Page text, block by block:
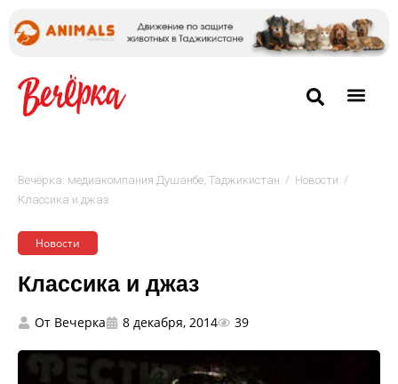
Вечёрка: медиакомпания Душанбе, Таджикистан / Новости /
Классика и джаз
Новости
Классика и джаз
От Вечерка 8 декабря, 2014 39